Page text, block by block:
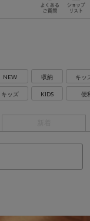
NEW
キッズ
収納
KIDS
キッ
便